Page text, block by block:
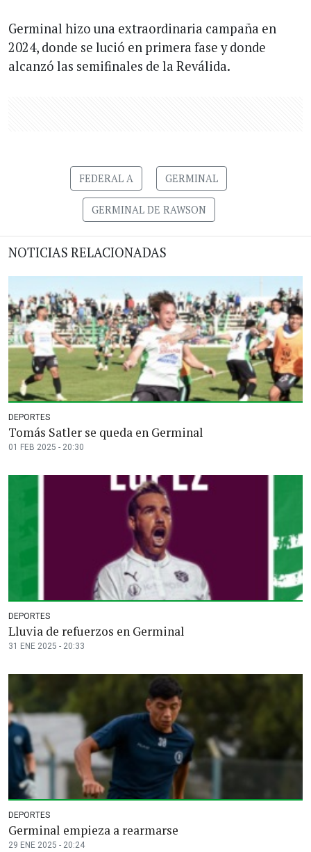
Germinal hizo una extraordinaria campaña en
2024, donde se lució en primera fase y donde
alcanzó las semifinales de la Reválida.
FEDERAL A GERMINAL
GERMINAL DE RAWSON
NOTICIAS RELACIONADAS
DEPORTES
Tomás Satler se queda en Germinal
01 FEB 2025 - 20:30
DEPORTES
Lluvia de refuerzos en Germinal
31 ENE 2025 - 20:33
DEPORTES
Germinal empieza a rearmarse
29 ENE 2025 - 20:24